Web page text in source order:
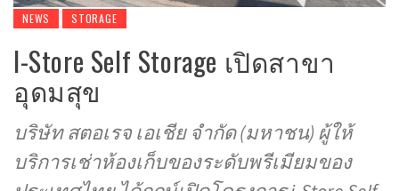
NEWS STORAGE
I-Store Self Storage เปิดสาขา
อุดมสุข
บริษัท สตอเรจ เอเชีย จำกัด (มหาชน) ผู้ให้
บริการเช่าห้องเก็บของระดับพรีเมียมของ